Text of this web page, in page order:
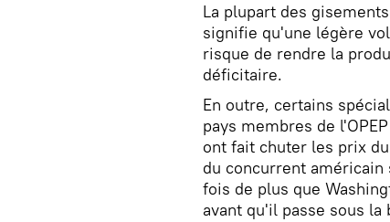
La plupart des
signifie qu'une légère
risque de rendre la
déficitaire.
En outre, certains
pays membres de
ont fait chuter les prix
du concurrent
fois de plus que
avant qu'il passe sous